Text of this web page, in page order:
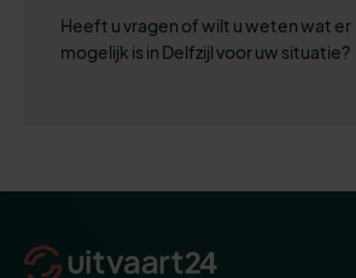
Heeft u vragen of wilt u weten wat er
mogelijk is in Delfzijl voor uw situatie?